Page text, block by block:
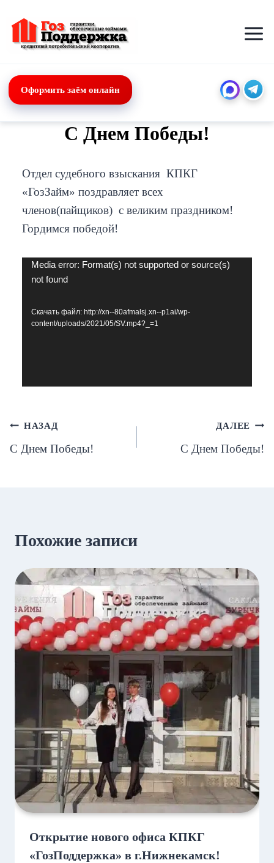
содержимому
Оформить заём онлайн
С Днем Победы!
Отдел судебного взыскания КПКГ
«ГозЗайм» поздравляет всех
членов(пайщиков) с великим праздником!
Гордимся победой!
р
Media error: Format(s) not supported or source(s)
not found
Скачать файл: http://xn--80afmalsj.xn--p1ai/wp-
content/uploads/2021/05/SV.mp4?_=1
Навигация
по
НАЗАД
С Днем Победы!
ДАЛЕЕ
С Днем Победы!
Похожие записи
Открытие нового офиса КПКГ
«ГозПоддержка» в г.Нижнекамск!